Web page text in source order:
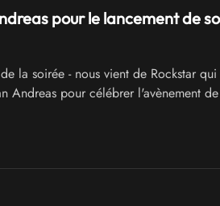
pour le lancement de
la soirée - nous vient de Rockstar qui
Andreas pour célébrer l'avènement